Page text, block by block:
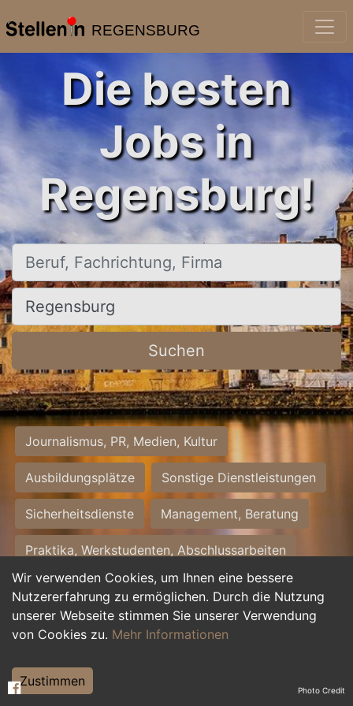
REGENSBURG
Wir verwenden Cookies, um Ihnen eine bessere
Nutzererfahrung zu ermöglichen. Durch die Nutzung
unserer Webseite stimmen Sie unserer Verwendung
von Cookies zu. Mehr Informationen
Zustimmen
Die besten
Jobs in
Regensburg!
Beruf, Fachrichtung, Firma
Ort, Stadt
Suchen
Journalismus, PR, Medien, Kultur
Ausbildungsplätze Sonstige Dienstleistungen
Sicherheitsdienste Management, Beratung
Praktika, Werkstudenten, Abschlussarbeiten
Personalwesen Assistenz, Sekretariat
Hilfskräfte, Aushilfs- und Nebenjobs
Weiterbildung, Studium, duale Ausbildung Photo Credit